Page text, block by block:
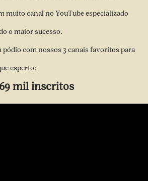
muito canal no YouTube especializado
o maior sucesso.
pódio com nossos 3 canais favoritos para
esperto:
mil inscritos